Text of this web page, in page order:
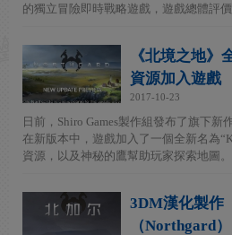
的獨立冒險即時戰略遊戲，遊戲總體評價
《北境之地》
資源加入遊戲
2017-10-23
日前，Shiro Games製作組發布了旗下新
在新版本中，遊戲加入了一個全新名為
資源，以及神秘的鷹幫助玩家探索地圖。
3DM漢化製作
（Northgard